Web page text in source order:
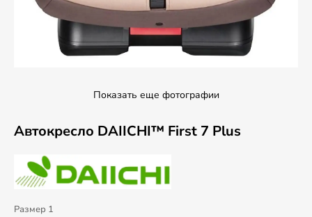
Показать еще фотографии
Автокресло DAIICHI™ First 7 Plus
Размер 1